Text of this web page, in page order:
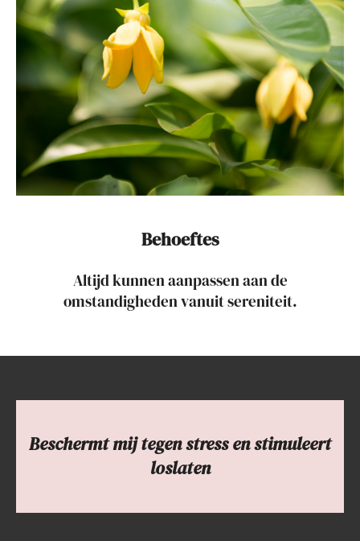
Behoeftes
Altijd kunnen aanpassen aan de
omstandigheden vanuit sereniteit.
Beschermt mij tegen stress en stimuleert
loslaten